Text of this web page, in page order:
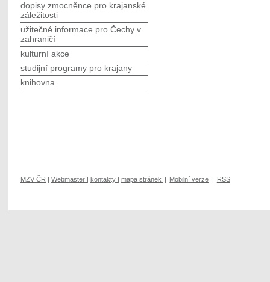
dopisy zmocněnce pro krajanské
záležitosti
užitečné informace pro Čechy v
zahraničí
kulturní akce
studijní programy pro krajany
knihovna
MZV ČR | Webmaster | kontakty | mapa stránek | Mobilní verze | RSS